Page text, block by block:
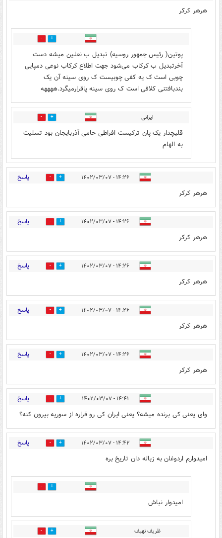
هرهر کرکر
4
‌پوتین( رئیس جمهور روسیه) تبدیل ب نعلین میشه دست
آخرتبدیل ب کرکاب می‌شود جهت اطلاع کرکاب نوعی دمپایی
چوبی است ک یه کفی چوبیست ک روی سینه آن یک
بندبافتنی کلافی است ک روی سینه پاقرارمیگرد.ههههه
ایرانی 1
قلیچدار یک پان ترکیست افراطی حامی آذربایجان بود تسلیت
به الهام
۱۴:۲۶ - ۱۴۰۲/۰۳/۰۷ 1 پاسخ
هرهر کرکر
۱۴:۲۶ - ۱۴۰۲/۰۳/۰۷ 1 پاسخ
هرهر کرکر
۱۴:۲۶ - ۱۴۰۲/۰۳/۰۷ 1 پاسخ
هرهر کرکر
۱۴:۲۶ - ۱۴۰۲/۰۳/۰۷ 1 پاسخ
هرهر کرکر
۱۴:۲۶ - ۱۴۰۲/۰۳/۰۷ 2 پاسخ
هرهر کرکر
۱۴:۴۱ - ۱۴۰۲/۰۳/۰۷ 37 پاسخ
وای یعنی کی برنده میشه؟ یعنی ایران کی رو قراره از سوریه بیرون کنه؟
۱۴:۴۲ - ۱۴۰۲/۰۳/۰۷ 49 پاسخ
امیدوارم اردوغان به زباله دان تاریخ بره
9
امیدوار نباش
ظریف نهیف 18